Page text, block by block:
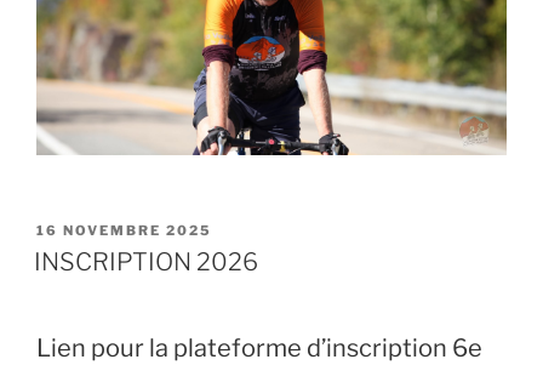
PUBLIÉ
LE
16 NOVEMBRE 2025
INSCRIPTION 2026
Lien pour la plateforme d’inscription 6e